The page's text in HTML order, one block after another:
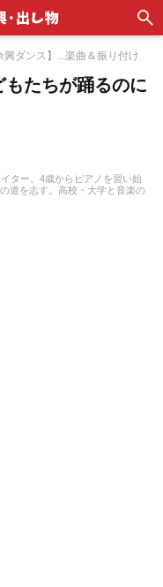
興ダンス】...楽曲＆振り付け
もたちが踊るのに
ター。4歳からピアノを習い始
道を志す。高校・大学と音楽の